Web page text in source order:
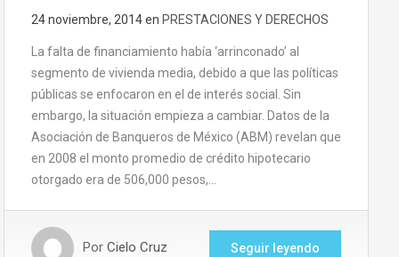
24 noviembre, 2014en PRESTACIONES Y DERECHOS
La falta de financiamiento había ‘arrinconado’ al
segmento de vivienda media, debido a que las políticas
públicas se enfocaron en el de interés social. Sin
embargo, la situación empieza a cambiar. Datos de la
Asociación de Banqueros de México (ABM) revelan que
en 2008 el monto promedio de crédito hipotecario
otorgado era de 506,000 pesos,…
Por Cielo Cruz Seguir leyendo